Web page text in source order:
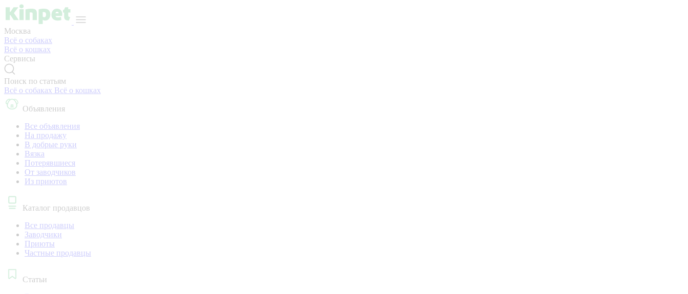
Москва
Всё о собаках
Всё о кошках
Сервисы
Поиск по статьям
Всё о собаках Всё о кошках
Объявления
Все объявления
На продажу
В добрые руки
Вязка
Потерявшиеся
От заводчиков
Из приютов
Каталог продавцов
Все продавцы
Заводчики
Приюты
Частные продавцы
Статьи